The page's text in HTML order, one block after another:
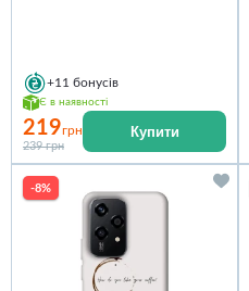
+11 бонусів
Є в наявності
219грн
239 грн
Купити
-8%